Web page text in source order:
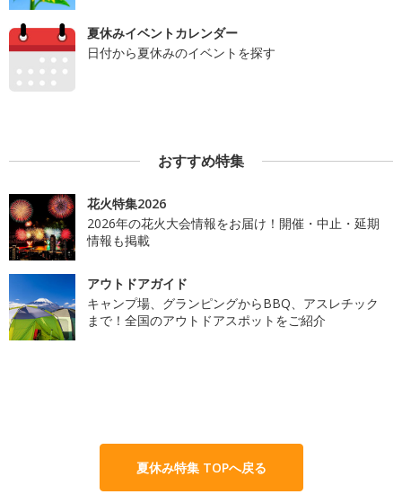
夏休みイベントカレンダー
日付から夏休みのイベントを探す
おすすめ特集
花火特集2026
2026年の花火大会情報をお届け！開催・中止・延期
情報も掲載
アウトドアガイド
キャンプ場、グランピングからBBQ、アスレチック
まで！全国のアウトドアスポットをご紹介
夏休み特集 TOPへ戻る